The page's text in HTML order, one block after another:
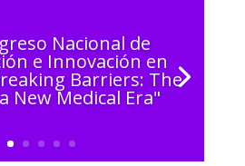
Nacional de
e Innovación en
Barriers: The
New Medical Era"